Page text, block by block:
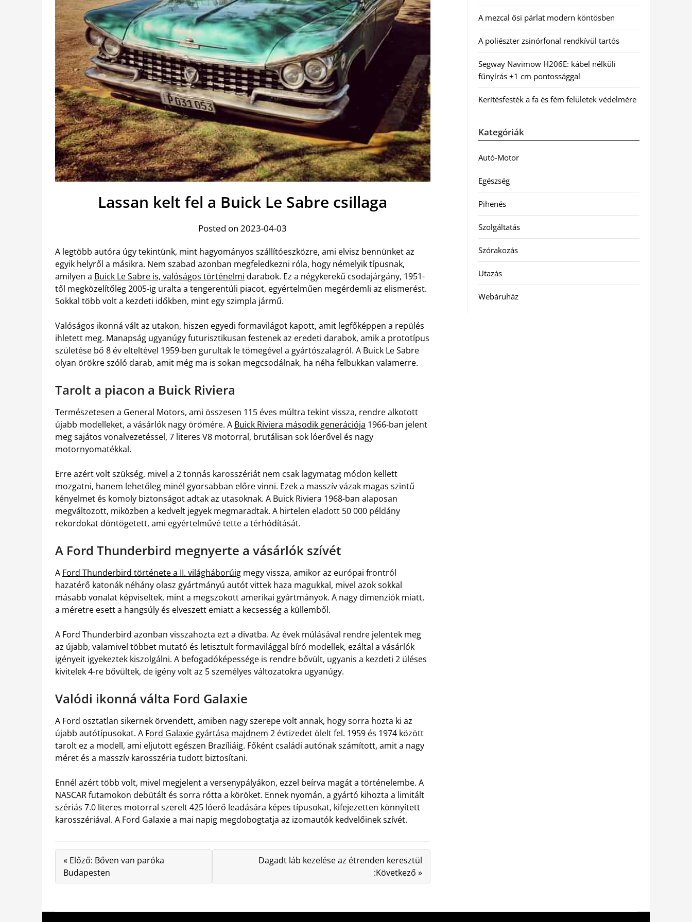
Lassan kelt fel a Buick Le Sabre csillaga
Posted on 2023-04-03
A legtöbb autóra úgy tekintünk, mint hagyományos szállítóeszközre, ami elvisz bennünket az
egyik helyről a másikra. Nem szabad azonban megfeledkezni róla, hogy némelyik típusnak,
amilyen a Buick Le Sabre is, valóságos történelmi darabok. Ez a négykerekű csodajárgány, 1951-
től megközelítőleg 2005-ig uralta a tengerentúli piacot, egyértelműen megérdemli az elismerést.
Sokkal több volt a kezdeti időkben, mint egy szimpla jármű.
Valóságos ikonná vált az utakon, hiszen egyedi formavilágot kapott, amit legfőképpen a repülés
ihletett meg. Manapság ugyanúgy futurisztikusan festenek az eredeti darabok, amik a prototípus
születése bő 8 év elteltével 1959-ben gurultak le tömegével a gyártószalagról. A Buick Le Sabre
olyan örökre szóló darab, amit még ma is sokan megcsodálnak, ha néha felbukkan valamerre.
Tarolt a piacon a Buick Riviera
Természetesen a General Motors, ami összesen 115 éves múltra tekint vissza, rendre alkotott
újabb modelleket, a vásárlók nagy örömére. A Buick Riviera második generációja 1966-ban jelent
meg sajátos vonalvezetéssel, 7 literes V8 motorral, brutálisan sok lóerővel és nagy
motornyomatékkal.
Erre azért volt szükség, mivel a 2 tonnás karosszériát nem csak lagymatag módon kellett
mozgatni, hanem lehetőleg minél gyorsabban előre vinni. Ezek a masszív vázak magas szintű
kényelmet és komoly biztonságot adtak az utasoknak. A Buick Riviera 1968-ban alaposan
megváltozott, miközben a kedvelt jegyek megmaradtak. A hirtelen eladott 50 000 példány
rekordokat döntögetett, ami egyértelművé tette a térhódítását.
A Ford Thunderbird megnyerte a vásárlók szívét
A Ford Thunderbird története a II. világháborúig megy vissza, amikor az európai frontról
hazatérő katonák néhány olasz gyártmányú autót vittek haza magukkal, mivel azok sokkal
másabb vonalat képviseltek, mint a megszokott amerikai gyártmányok. A nagy dimenziók miatt,
a méretre esett a hangsúly és elveszett emiatt a kecsesség a küllemből.
A Ford Thunderbird azonban visszahozta ezt a divatba. Az évek múlásával rendre jelentek meg
az újabb, valamivel többet mutató és letisztult formavilággal bíró modellek, ezáltal a vásárlók
igényeit igyekeztek kiszolgálni. A befogadóképessége is rendre bővült, ugyanis a kezdeti 2 üléses
kivitelek 4-re bővültek, de igény volt az 5 személyes változatokra ugyanúgy.
Valódi ikonná válta Ford Galaxie
A Ford osztatlan sikernek örvendett, amiben nagy szerepe volt annak, hogy sorra hozta ki az
újabb autótípusokat. A Ford Galaxie gyártása majdnem 2 évtizedet ölelt fel. 1959 és 1974 között
tarolt ez a modell, ami eljutott egészen Brazíliáig. Főként családi autónak számított, amit a nagy
méret és a masszív karosszéria tudott biztosítani.
Ennél azért több volt, mivel megjelent a versenypályákon, ezzel beírva magát a történelembe. A
NASCAR futamokon debütált és sorra rótta a köröket. Ennek nyomán, a gyártó kihozta a limitált
szériás 7.0 literes motorral szerelt 425 lóerő leadására képes típusokat, kifejezetten könnyített
karosszériával. A Ford Galaxie a mai napig megdobogtatja az izomautók kedvelőinek szívét.
« Előző: Bőven van paróka
Budapesten
Dagadt láb kezelése az étrenden keresztül
:Következő »
A mezcal ősi párlat modern köntösben
A poliészter zsinórfonal rendkívül tartós
Segway Navimow H206E: kábel nélküli
fűnyírás ±1 cm pontossággal
Kerítésfesték a fa és fém felületek védelmére
Kategóriák
Autó-Motor
Egészség
Pihenés
Szolgáltatás
Szórakozás
Utazás
Webáruház